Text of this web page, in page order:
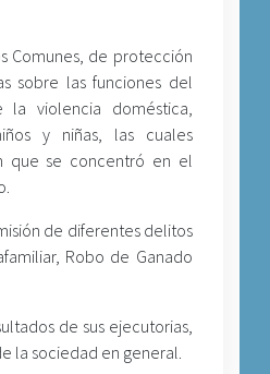
Comunes, de protección
sobre las funciones del
la violencia doméstica,
y niñas, las cuales
que se concentró en el
de diferentes delitos
Robo de Ganado
de sus ejecutorias,
la sociedad en general.